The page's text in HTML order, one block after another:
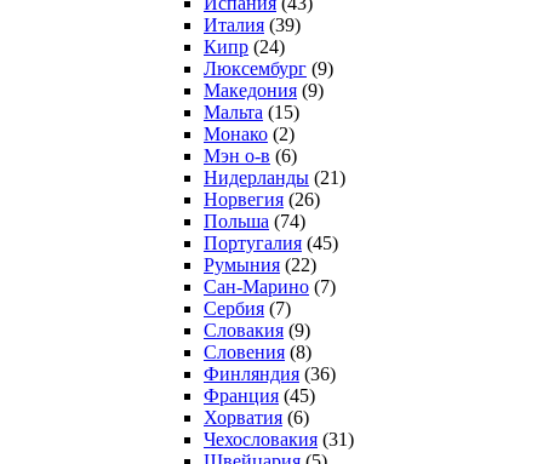
Италия (39)
Кипр (24)
Люксембург (9)
Македония (9)
Мальта (15)
Монако (2)
Мэн о-в (6)
Нидерланды (21)
Норвегия (26)
Польша (74)
Португалия (45)
Румыния (22)
Сан-Марино (7)
Сербия (7)
Словакия (9)
Словения (8)
Финляндия (36)
Франция (45)
Хорватия (6)
Чехословакия (31)